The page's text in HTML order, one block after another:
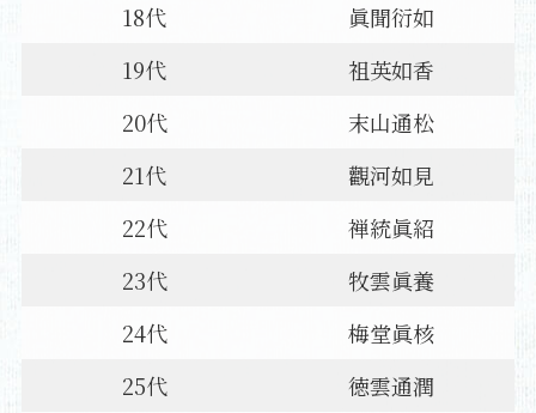
18代
眞聞衍如
19代
祖英如香
20代
末山通松
21代
觀河如見
22代
禅統眞紹
23代
牧雲眞養
24代
梅堂眞核
25代
徳雲通潤